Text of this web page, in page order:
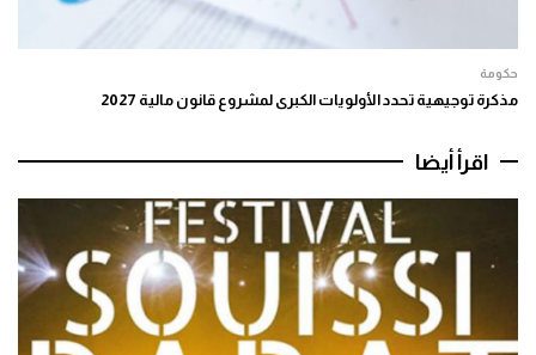
حكومة
مذكرة توجيهية تحدد الأولويات الكبرى لمشروع قانون مالية 2027
اقرأ أيضا